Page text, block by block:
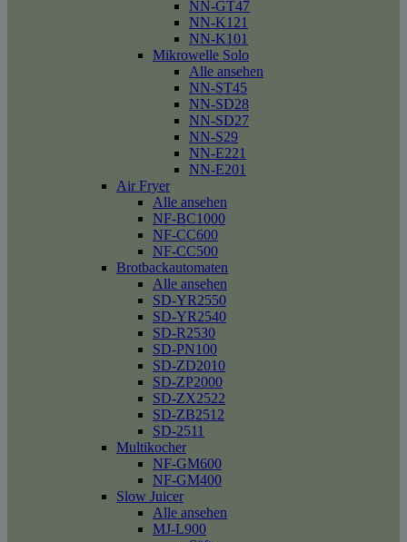
NN-GT47
NN-K121
NN-K101
Mikrowelle Solo
Alle ansehen
NN-ST45
NN-SD28
NN-SD27
NN-S29
NN-E221
NN-E201
Air Fryer
Alle ansehen
NF-BC1000
NF-CC600
NF-CC500
Brotbackautomaten
Alle ansehen
SD-YR2550
SD-YR2540
SD-R2530
SD-PN100
SD-ZD2010
SD-ZP2000
SD-ZX2522
SD-ZB2512
SD-2511
Multikocher
NF-GM600
NF-GM400
Slow Juicer
Alle ansehen
MJ-L900